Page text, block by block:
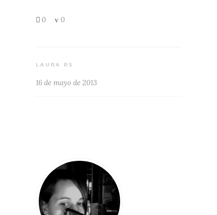
0 0
LAURA RS
16 de mayo de 2013